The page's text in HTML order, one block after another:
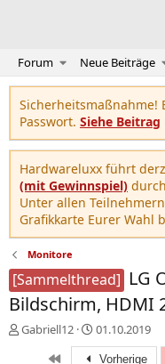
Forum Neue Beiträge
Sicherheitsmaßnahme!
Passwort. Siehe Beitrag
Hardwareluxx führt
(mit Gewinnspiel)
Unter allen
Grafikkarte Eurer Wahl
Monitore
[Sammelthread] LG
Bildschirm, HDMI
E
Gabriell12
E
r
s
01.10.2019
Erste Vorherige